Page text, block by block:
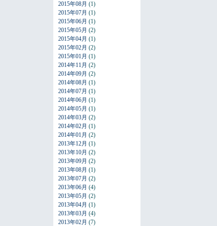
2015年08月 (1)
2015年07月 (1)
2015年06月 (1)
2015年05月 (2)
2015年04月 (1)
2015年02月 (2)
2015年01月 (1)
2014年11月 (2)
2014年09月 (2)
2014年08月 (1)
2014年07月 (1)
2014年06月 (1)
2014年05月 (1)
2014年03月 (2)
2014年02月 (1)
2014年01月 (2)
2013年12月 (1)
2013年10月 (2)
2013年09月 (2)
2013年08月 (1)
2013年07月 (2)
2013年06月 (4)
2013年05月 (2)
2013年04月 (1)
2013年03月 (4)
2013年02月 (7)